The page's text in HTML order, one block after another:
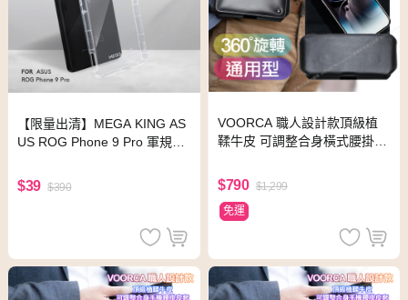
【限量出清】MEGA KING AS
US ROG Phone 9 Pro 軍規空
$39 $390
VOORCA 職人設計款頂級植
鞣牛皮 可調整合身橫式腰掛皮
6D Ultimate AI2201
$790 $1,299
免運